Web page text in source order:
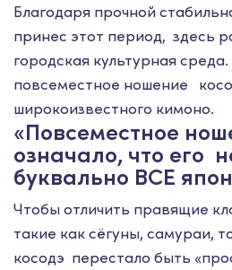
Благодаря прочной
принес этот период, здесь
городская культурная
повсеместное ношение
широкоизвестного кимоно.
«Повсеместное
означало, что его
буквально ВСЕ
Чтобы отличить правящие
такие как сёгуны, самураи,
косодэ перестало быть